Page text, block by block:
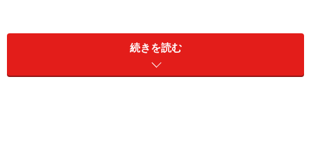
例えば、”夜１０時以降は食事を摂らない”とか、”万歩計
で毎日最低１万歩”とか、”休肝日を週２日設ける”など、
やばい！と思ったとき、何らかの新しい行動を決めて、
続きを読む